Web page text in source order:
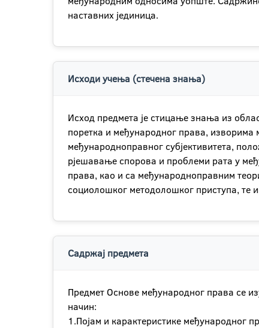
наставних јединица.
Исходи учења (стечена знања)
Исход предмета је стицање знања из
поретка и међународног права, изворима
међународноправног субјективитета,
рјешавање спорова и проблеми рата у
права, као и са међународноправним
социолошког методолошког приступа, те
Садржај предмета
Предмет Основе међународног права се
начин:
1.Појам и карактеристике међународног